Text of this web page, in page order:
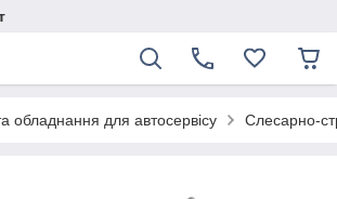
обладнання для автосервісу Слесарно-